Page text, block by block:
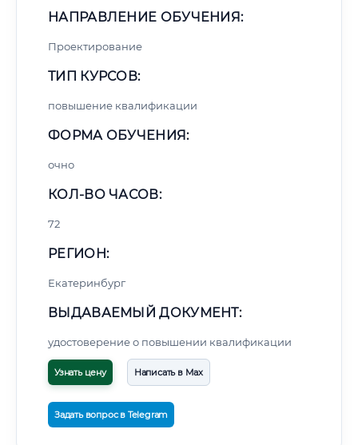
НАПРАВЛЕНИЕ ОБУЧЕНИЯ:
Проектирование
ТИП КУРСОВ:
повышение квалификации
ФОРМА ОБУЧЕНИЯ:
очно
КОЛ-ВО ЧАСОВ:
72
РЕГИОН:
Екатеринбург
ВЫДАВАЕМЫЙ ДОКУМЕНТ:
удостоверение о повышении квалификации
Узнать цену Написать в Max
Задать вопрос в Telegram